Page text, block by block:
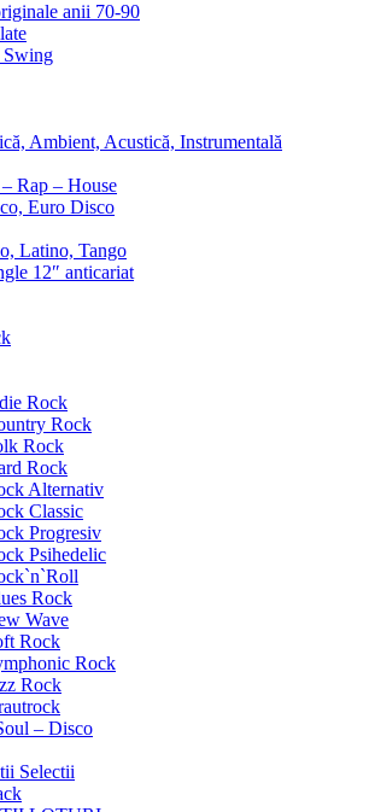
anii 70-90
Swing
Ambient, Acustică, Instrumentală
Rap – House
Euro Disco
Latino, Tango
12″ anticariat
Rock
Rock
Rock
Rock
Alternativ
Classic
Progresiv
Psihedelic
Rock
Wave
Rock
Rock
Rock
– Disco
Selectii